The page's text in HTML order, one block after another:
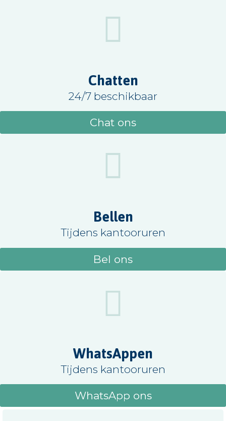
Chatten
24/7 beschikbaar
Chat ons
Bellen
Tijdens kantooruren
Bel ons
WhatsAppen
Tijdens kantooruren
WhatsApp ons